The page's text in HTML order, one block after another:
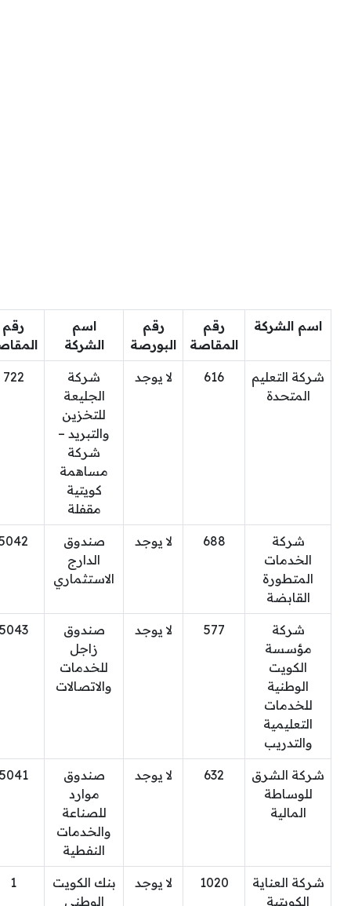
اسم الشركة
رقم
المقاصة
رقم
البورصة
اسم
الشركة
رقم
شركة التعليم
المتحدة
616 لا يوجد
شركة
الجليعة
للتخزين
والتبريد –
شركة
مساهمة
كويتية
مقفلة
722
شركة
الخدمات
المتطورة
القابضة
688 لا يوجد
صندوق
الدارج
الاستثماري
شركة
مؤسسة
الكويت
الوطنية
للخدمات
التعليمية
والتدريب
577 لا يوجد
صندوق
زاجل
للخدمات
والاتصالات
شركة الشرق
للوساطة
المالية
632 لا يوجد
صندوق
موارد
للصناعة
والخدمات
النفطية
شركة العناية
الكويتية
1020 لا يوجد
بنك الكويت
الوطني
1